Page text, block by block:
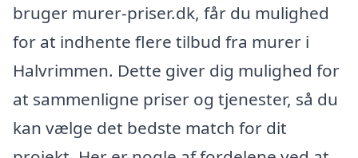
bruger murer-priser.dk, får du mulighed
for at indhente flere tilbud fra murer i
Halvrimmen. Dette giver dig mulighed for
at sammenligne priser og tjenester, så du
kan vælge det bedste match for dit